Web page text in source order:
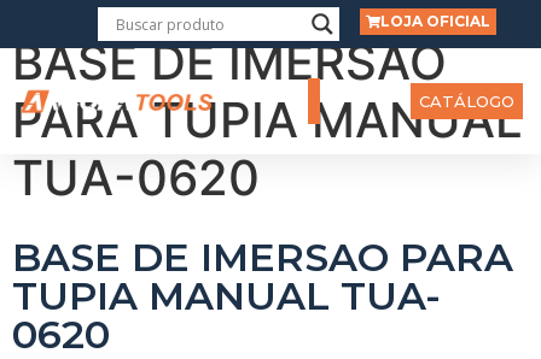
LOJA OFICIAL
CATÁLOGO
BASE DE IMERSAO
PARA TUPIA MANUAL
TUA-0620
BASE DE IMERSAO PARA
TUPIA MANUAL TUA-
0620